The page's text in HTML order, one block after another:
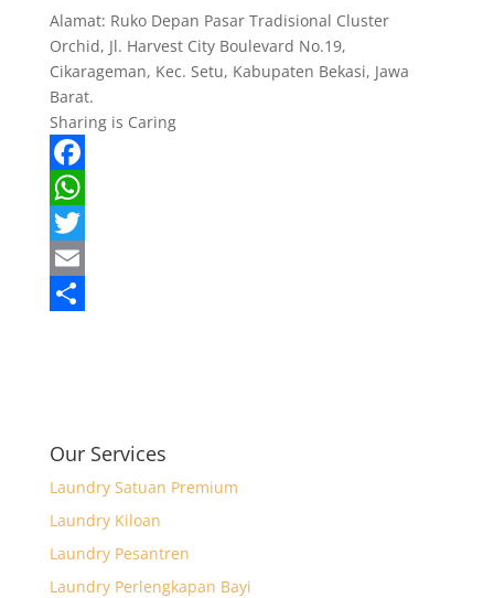
Alamat: Ruko Depan Pasar Tradisional Cluster
Orchid, Jl. Harvest City Boulevard No.19,
Cikarageman, Kec. Setu, Kabupaten Bekasi, Jawa
Barat.
Sharing is Caring
F
a
c
e
W
h
a
T
w
E
Our Services
Laundry Satuan Premium
Laundry Kiloan
Laundry Pesantren
Laundry Perlengkapan Bayi